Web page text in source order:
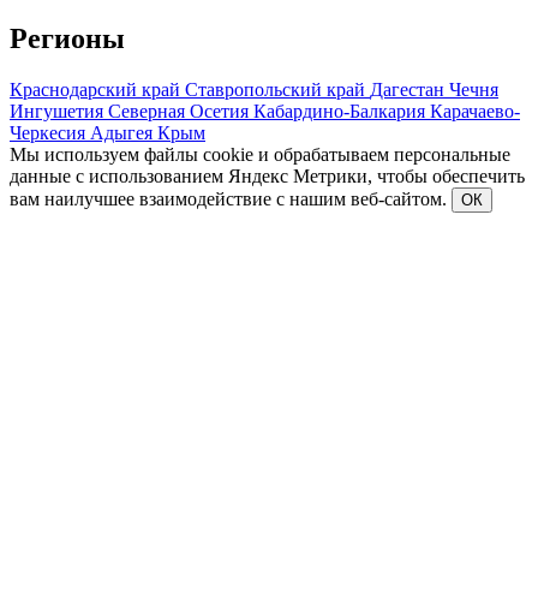
Регионы
Краснодарский край Ставропольский край Дагестан Чечня
Ингушетия Северная Осетия Кабардино-Балкария Карачаево-
Черкесия Адыгея Крым
Мы используем файлы cookie и обрабатываем персональные
данные с использованием Яндекс Метрики, чтобы обеспечить
вам наилучшее взаимодействие с нашим веб-сайтом.
ОК